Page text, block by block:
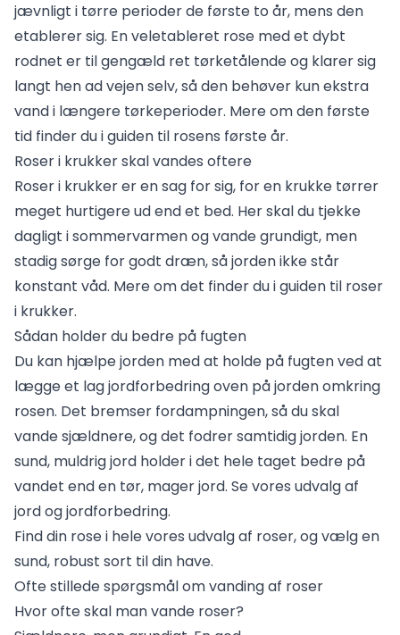
jævnligt i tørre perioder de første to år, mens den
etablerer sig. En veletableret rose med et dybt
rodnet er til gengæld ret tørketålende og klarer sig
langt hen ad vejen selv, så den behøver kun ekstra
vand i længere tørkeperioder. Mere om den første
tid finder du i guiden til rosens første år.
Roser i krukker skal vandes oftere
Roser i krukker er en sag for sig, for en krukke tørrer
meget hurtigere ud end et bed. Her skal du tjekke
dagligt i sommervarmen og vande grundigt, men
stadig sørge for godt dræn, så jorden ikke står
konstant våd. Mere om det finder du i guiden til roser
i krukker.
Sådan holder du bedre på fugten
Du kan hjælpe jorden med at holde på fugten ved at
lægge et lag jordforbedring oven på jorden omkring
rosen. Det bremser fordampningen, så du skal
vande sjældnere, og det fodrer samtidig jorden. En
sund, muldrig jord holder i det hele taget bedre på
vandet end en tør, mager jord. Se vores udvalg af
jord og jordforbedring.
Find din rose i hele vores udvalg af roser, og vælg en
sund, robust sort til din have.
Ofte stillede spørgsmål om vanding af roser
Hvor ofte skal man vande roser?